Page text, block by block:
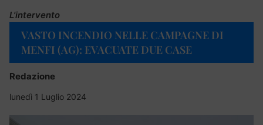
L'intervento
VASTO INCENDIO NELLE CAMPAGNE DI
MENFI (AG): EVACUATE DUE CASE
Redazione
lunedì 1 Luglio 2024